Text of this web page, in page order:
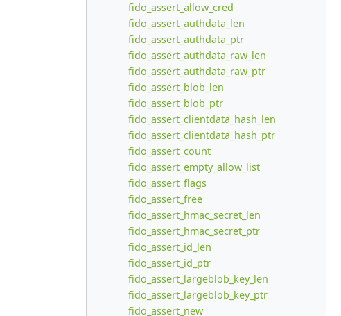
fido_assert_allow_cred
fido_assert_authdata_len
fido_assert_authdata_ptr
fido_assert_authdata_raw_len
fido_assert_authdata_raw_ptr
fido_assert_blob_len
fido_assert_blob_ptr
fido_assert_clientdata_hash_len
fido_assert_clientdata_hash_ptr
fido_assert_count
fido_assert_empty_allow_list
fido_assert_flags
fido_assert_free
fido_assert_hmac_secret_len
fido_assert_hmac_secret_ptr
fido_assert_id_len
fido_assert_id_ptr
fido_assert_largeblob_key_len
fido_assert_largeblob_key_ptr
fido_assert_new